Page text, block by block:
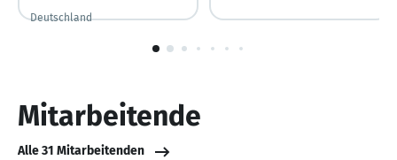
Deutschland
1
Mitarbeitende
Alle 31 Mitarbeitenden